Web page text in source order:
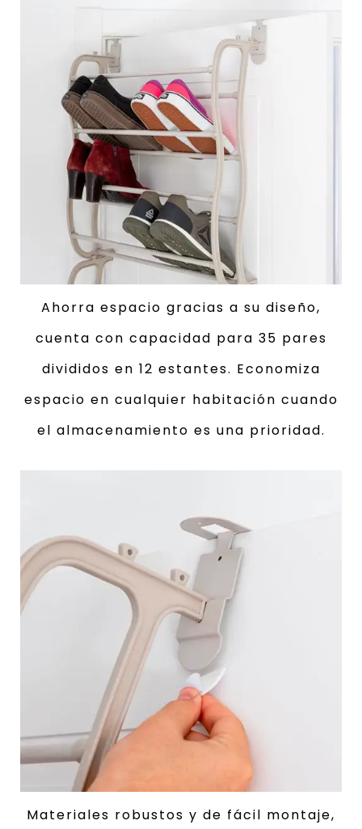
Ahorra espacio gracias a su diseño,
cuenta con capacidad para 35 pares
divididos en 12 estantes. Economiza
espacio en cualquier habitación cuando
el almacenamiento es una prioridad.
Materiales robustos y de fácil montaje,